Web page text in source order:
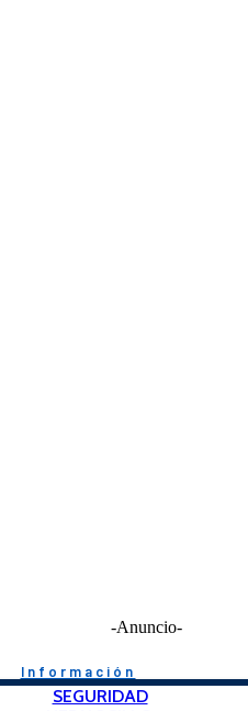
-Anuncio-
Información
SEGURIDAD